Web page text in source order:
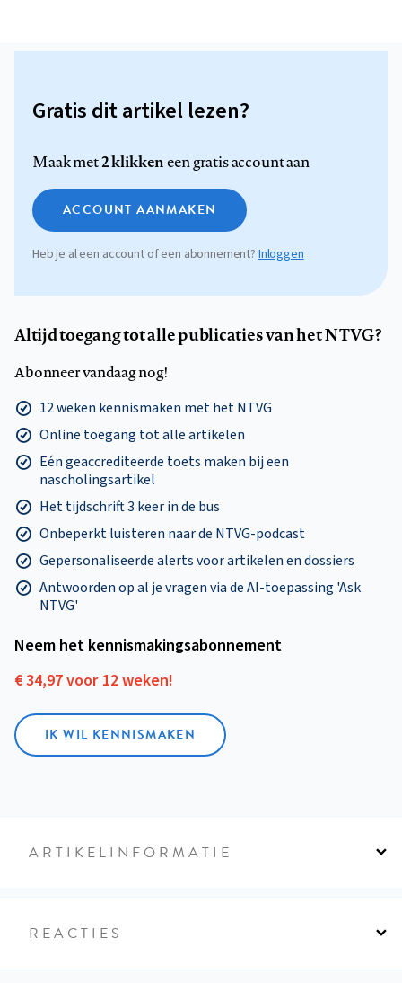
Gratis dit artikel lezen?
Maak met2 klikkeneen gratis account aan
ACCOUNT AANMAKEN
Heb je al een account of een abonnement? Inloggen
Altijd toegang tot alle publicaties van het NTVG?
Abonneer vandaag nog!
12 weken kennismaken met het NTVG
Online toegang tot alle artikelen
Eén geaccrediteerde toets maken bij een
nascholingsartikel
Het tijdschrift 3 keer in de bus
Onbeperkt luisteren naar de NTVG-podcast
Gepersonaliseerde alerts voor artikelen en dossiers
Antwoorden op al je vragen via de AI-toepassing 'Ask
NTVG'
Neem het kennismakings­abonnement
€ 34,97 voor 12 weken!
IK WIL KENNISMAKEN
ARTIKELINFORMATIE
REACTIES